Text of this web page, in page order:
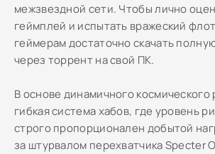
межзвездной сети. Чтобы лично
геймплей и испытать вражеский
геймерам достаточно скачать
через торрент на свой ПК.
В основе динамичного космического
гибкая система хабов, где уровень
строго пропорционален добытой
за штурвалом перехватчика Specter